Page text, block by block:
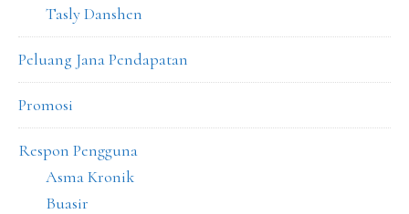
Tasly Danshen
Peluang Jana Pendapatan
Promosi
Respon Pengguna
Asma Kronik
Buasir